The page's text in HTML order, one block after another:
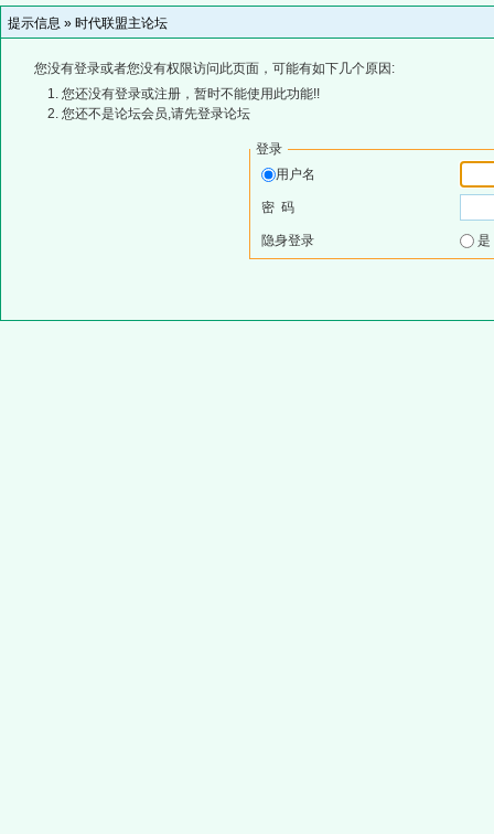
提示信息 » 时代联盟主论坛
您没有登录或者您没有权限访问此页面，可能有如下几个原因:
您还没有登录或注册，暂时不能使用此功能!!
您还不是论坛会员,请先登录论坛
登录
用户名
密 码
隐身登录